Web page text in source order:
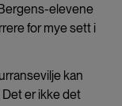
elevene
for mye sett i
kan
er ikke det